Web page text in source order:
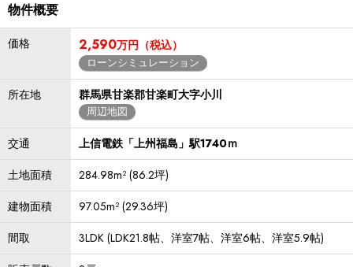
物件概要
価格 2,590万円（税込）
ローンシミュレーション
所在地 群馬県甘楽郡甘楽町大字小川
周辺地図
交通
上信電鉄「上州福島」駅1740ｍ
土地面積
284.98m² (86.2坪)
建物面積
97.05m² (29.36坪)
間取
3LDK (LDK21.8帖、洋室7帖、洋室6帖、洋室5.9帖)